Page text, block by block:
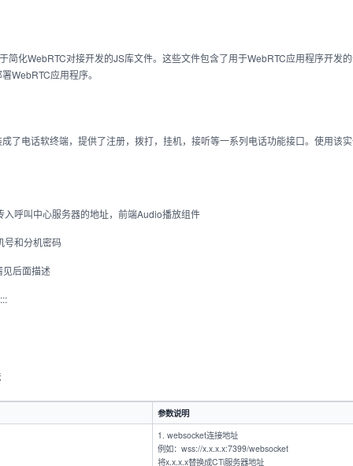
简化WebRTC对接开发的JS库文件。这些文件包含了用于WebRTC应用程序开发
WebRTC应用程序。
了电话软终端，提供了注册，拨打，挂机，接听等一系列电话功能接口。使用该
呼叫中心服务器的地址，前端Audio播放组件
号和分机密码
后面描述
参数说明
1. websocket连接地址
例如：wss://x.x.x.x:7399/websocket
将x.x.x.x替换成CTi服务器地址